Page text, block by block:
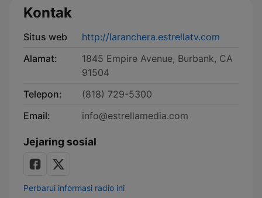
Kontak
Situs web
http://laranchera.estrellatv.com
Alamat:
1845 Empire Avenue, Burbank, CA
91504
Telepon:
(818) 729-5300
Email:
info@estrellamedia.com
Jejaring sosial
Perbarui informasi radio ini